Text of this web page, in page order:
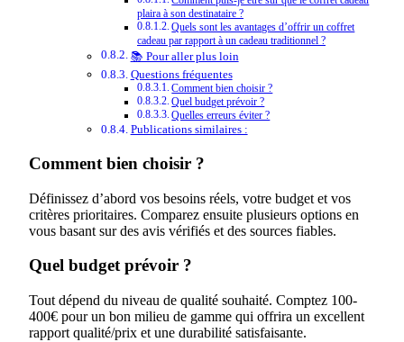
plaira à son destinataire ?
Quels sont les avantages d’offrir un coffret
cadeau par rapport à un cadeau traditionnel ?
📚 Pour aller plus loin
Questions fréquentes
Comment bien choisir ?
Quel budget prévoir ?
Quelles erreurs éviter ?
Publications similaires :
Comment bien choisir ?
Définissez d’abord vos besoins réels, votre budget et vos
critères prioritaires. Comparez ensuite plusieurs options en
vous basant sur des avis vérifiés et des sources fiables.
Quel budget prévoir ?
Tout dépend du niveau de qualité souhaité. Comptez 100-
400€ pour un bon milieu de gamme qui offrira un excellent
rapport qualité/prix et une durabilité satisfaisante.